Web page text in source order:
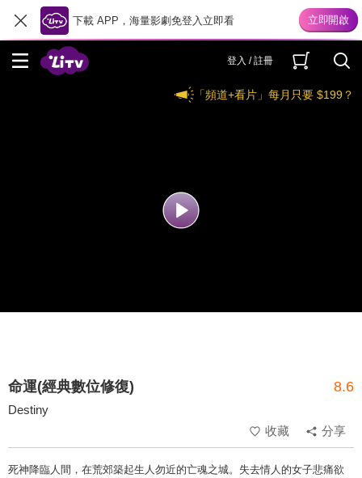
下載 APP，海量影劇免登入立即看
登入 / 註冊
「頻道+看片」每月只要 $199？
命運(經典數位修復) 8.6
Destiny
收藏
分享
死神降臨人間，在荒郊築起生人勿近的亡魂之城。失去情人的女子悲痛欲